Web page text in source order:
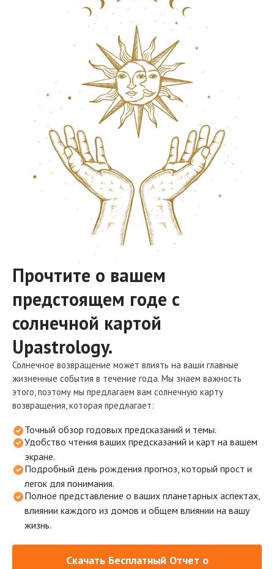
Прочтите о вашем
предстоящем годе с
солнечной картой
Upastrology.
Солнечное возвращение может влиять на ваши главные
жизненные события в течение года. Мы знаем важность
этого, поэтому мы предлагаем вам солнечную карту
возвращения, которая предлагает:
Точный обзор годовых предсказаний и темы.
Удобство чтения ваших предсказаний и карт на вашем
экране.
Подробный день рождения прогноз, который прост и
легок для понимания.
Полное представление о ваших планетарных аспектах,
влиянии каждого из домов и общем влиянии на вашу
жизнь.
Скачать Бесплатный Отчет о